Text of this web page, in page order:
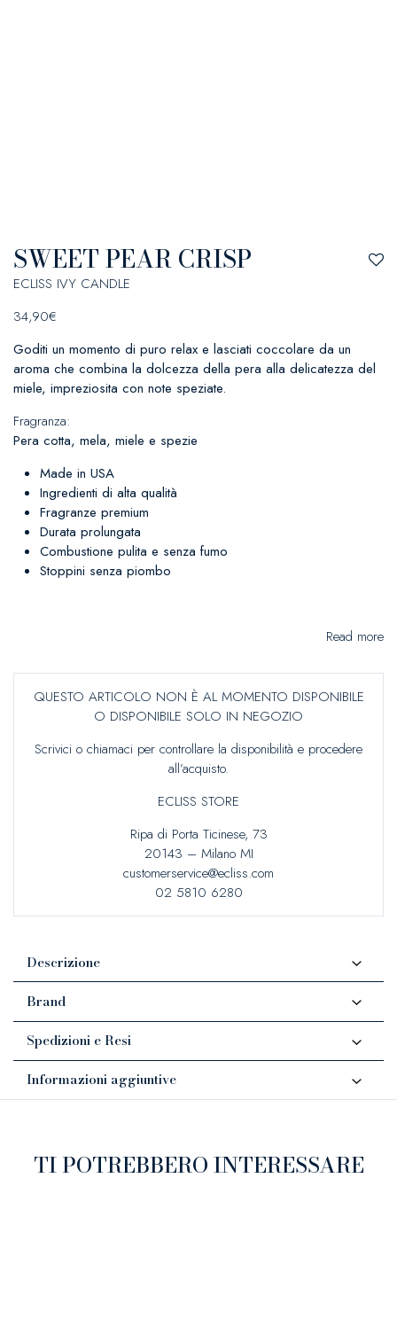
SWEET PEAR CRISP
ECLISS IVY CANDLE
34,90€
Goditi un momento di puro relax e lasciati coccolare da un
aroma che combina la dolcezza della pera alla delicatezza del
miele, impreziosita con note speziate.
Fragranza:
Pera cotta, mela, miele e spezie
Made in USA
Ingredienti di alta qualità
Fragranze premium
Durata prolungata
Combustione pulita e senza fumo
Stoppini senza piombo
Read more
QUESTO ARTICOLO NON È AL MOMENTO DISPONIBILE
O DISPONIBILE SOLO IN NEGOZIO
Scrivici o chiamaci per controllare la disponibilità e procedere
all’acquisto.
ECLISS STORE
Ripa di Porta Ticinese, 73
20143 – Milano MI
customerservice@ecliss.com
02 5810 6280
Descrizione
Brand
Spedizioni e Resi
Informazioni aggiuntive
TI POTREBBERO INTERESSARE